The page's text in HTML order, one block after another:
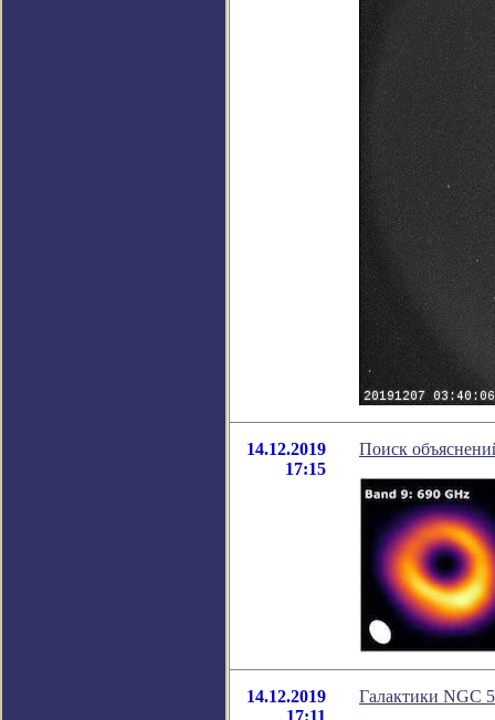
14.12.2019
17:15
Поиск
14.12.2019
Галактики NGC